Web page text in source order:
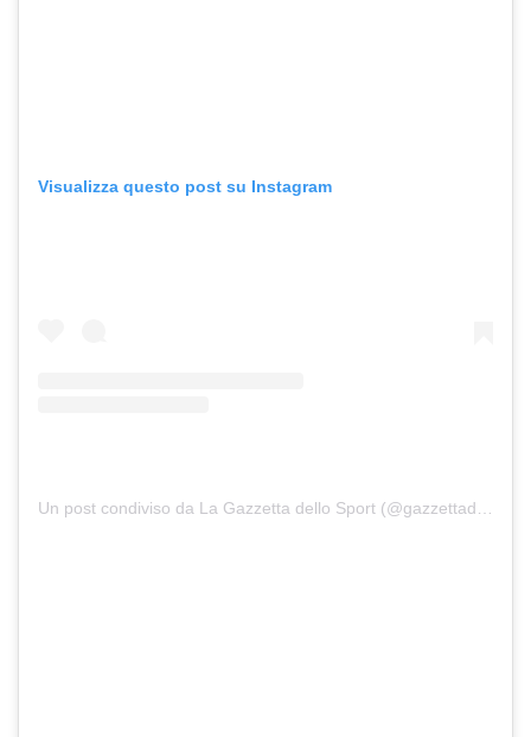
Visualizza questo post su Instagram